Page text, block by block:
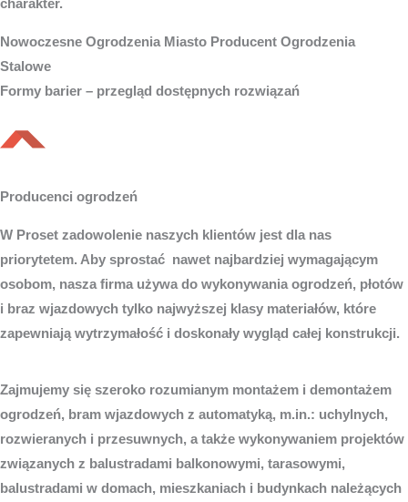
charakter.
Nowoczesne Ogrodzenia Miasto Producent Ogrodzenia
Stalowe
Formy barier – przegląd dostępnych rozwiązań
Producenci ogrodzeń
W Proset zadowolenie naszych klientów jest dla nas
priorytetem. Aby sprostać nawet najbardziej wymagającym
osobom, nasza firma używa do wykonywania ogrodzeń, płotów
i braz wjazdowych tylko najwyższej klasy materiałów, które
zapewniają wytrzymałość i doskonały wygląd całej konstrukcji.
Zajmujemy się szeroko rozumianym montażem i demontażem
ogrodzeń, bram wjazdowych z automatyką, m.in.: uchylnych,
rozwieranych i przesuwnych, a także wykonywaniem projektów
związanych z balustradami balkonowymi, tarasowymi,
balustradami w domach, mieszkaniach i budynkach należących